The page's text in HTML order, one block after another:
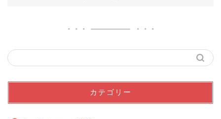
カテゴリー